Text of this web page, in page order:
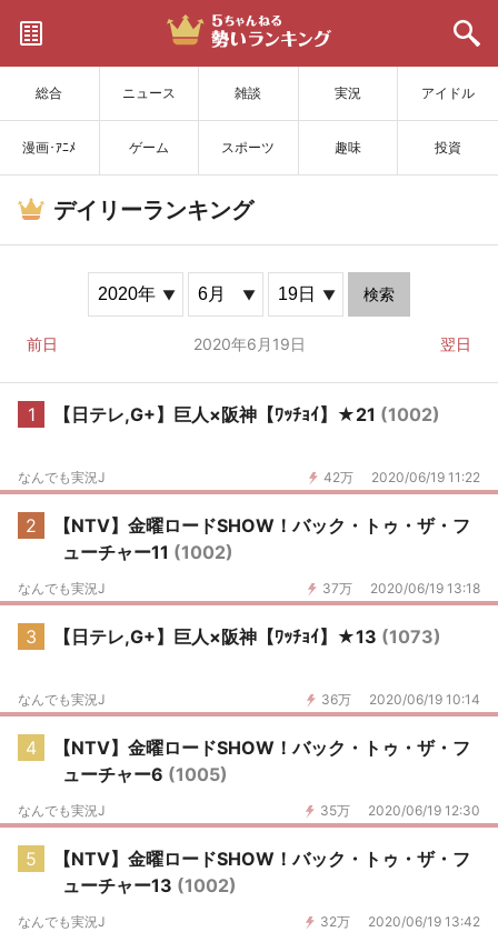
総合 ニュース 雑談 実況 アイドル
漫画･ｱﾆﾒ ゲーム スポーツ 趣味 投資
サイトを更新
デイリーランキング
検索
前日 2020年6月19日 翌日
1 【日テレ,G+】巨人×阪神【ﾜｯﾁｮｲ】★21 (1002)
42万 2020/06/19 11:22
なんでも実況J
2
【NTV】金曜ロードSHOW！バック・トゥ・ザ・フ
ューチャー11 (1002)
37万 2020/06/19 13:18
なんでも実況J
3 【日テレ,G+】巨人×阪神【ﾜｯﾁｮｲ】★13 (1073)
36万 2020/06/19 10:14
なんでも実況J
4
【NTV】金曜ロードSHOW！バック・トゥ・ザ・フ
ューチャー6 (1005)
35万 2020/06/19 12:30
なんでも実況J
5
【NTV】金曜ロードSHOW！バック・トゥ・ザ・フ
ューチャー13 (1002)
32万 2020/06/19 13:42
なんでも実況J